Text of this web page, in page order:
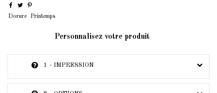
Dorure Printemps
Personnalisez votre produit
1 - IMPRESSION